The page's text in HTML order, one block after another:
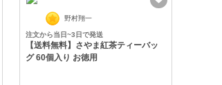
野村翔一
注文から当日~3日で発送
【送料無料】さやま紅茶ティーバッ
グ 60個入り お徳用